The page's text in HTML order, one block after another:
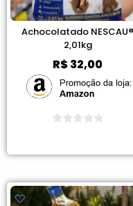
Achocolatado NESCAU®
2,01kg
R$32,00